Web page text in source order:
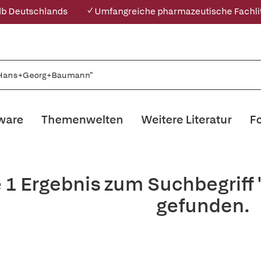
Deutschlands ✓ Umfangreiche pharmazeutische
Themenwelten Weitere Literatur
1 Ergebnis zum
gefunden.